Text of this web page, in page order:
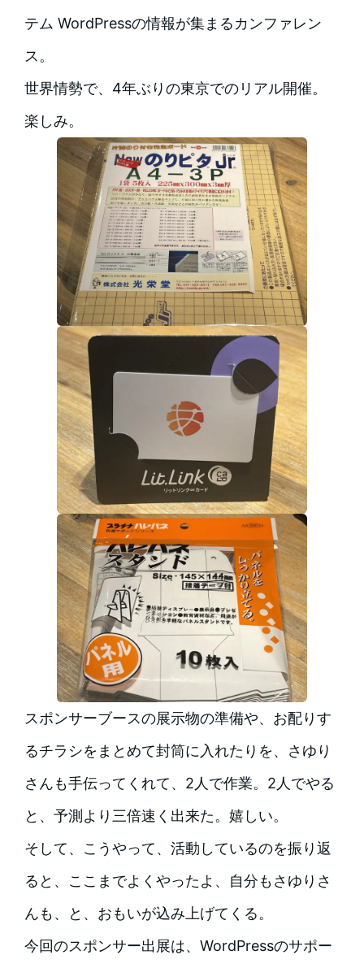
テム WordPressの情報が集まるカンファレン
ス。
世界情勢で、4年ぶりの東京でのリアル開催。
楽しみ。
スポンサーブースの展示物の準備や、お配りす
るチラシをまとめて封筒に入れたりを、さゆり
さんも手伝ってくれて、2人で作業。2人でやる
と、予測より三倍速く出来た。嬉しい。
そして、こうやって、活動しているのを振り返
ると、ここまでよくやったよ、自分もさゆりさ
んも、と、おもいが込み上げてくる。
今回のスポンサー出展は、WordPressのサポー